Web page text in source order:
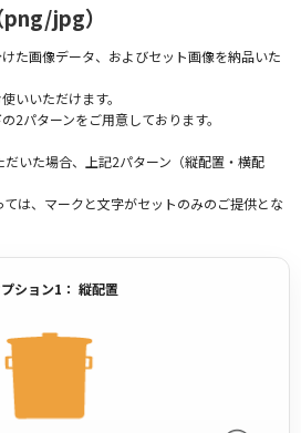
jpg）
た画像データ、およびセット画像を納品いた
いいただけます。
2パターンをご用意しております。
いた場合、上記2パターン（縦配置・横配
は、マークと文字がセットのみのご提供とな
ション1： 縦配置